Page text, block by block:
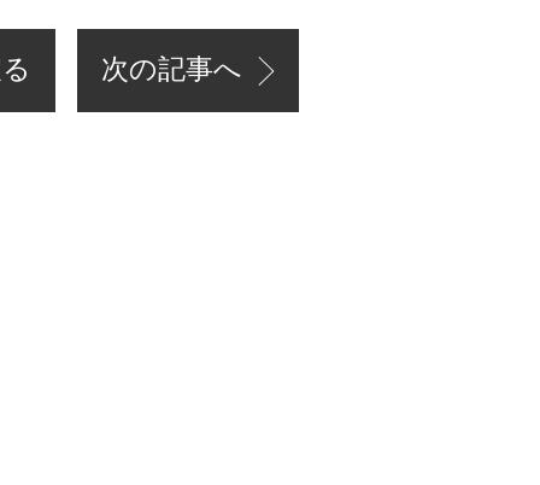
次の記事へ